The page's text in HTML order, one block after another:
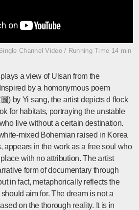
Channel Video / Running Time 14 min
a view of Ulsan from the
by a homonymous poem
) by Yi sang, the artist depicts d flock
for habitats, portraying the unstable
live without a certain destination.
mixed Bohemian raised in Korea
appears in the work as a free soul who
with no attribution. The artist
form of documentary through
in fact, metaphorically reflects the
aim for. The dream is not a
on the thorough reality. It is in